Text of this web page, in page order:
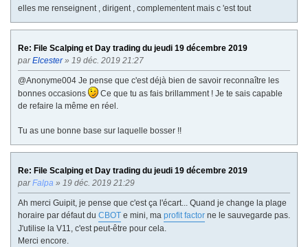
elles me renseignent , dirigent , complementent mais c 'est tout
Re: File Scalping et Day trading du jeudi 19 décembre 2019
parElcester» 19 déc. 2019 21:27
@Anonyme004 Je pense que c'est déjà bien de savoir reconnaître les
bonnes occasions
Ce que tu as fais brillamment ! Je te sais capable
de refaire la même en réel.
Tu as une bonne base sur laquelle bosser !!
Re: File Scalping et Day trading du jeudi 19 décembre 2019
parFalpa » 19 déc. 2019 21:29
Ah merci Guipit, je pense que c'est ça l'écart... Quand je change la plage
horaire par défaut du CBOT e mini, ma profit factor ne le sauvegarde pas.
J'utilise la V11, c'est peut-être pour cela.
Merci encore.